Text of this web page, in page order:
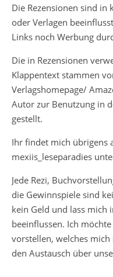
Die Rezensionen sind in
oder Verlagen
Links noch Werbung
Die in Rezensionen
Klappentext stammen
Verlagshomepage/
Autor zur Benutzung in
gestellt.
Ihr findet mich übrigens
mexiis_leseparadies
Jede Rezi,
die Gewinnspiele sind
kein Geld und lass mich
beeinflussen. Ich
vorstellen, welches
den Austausch über